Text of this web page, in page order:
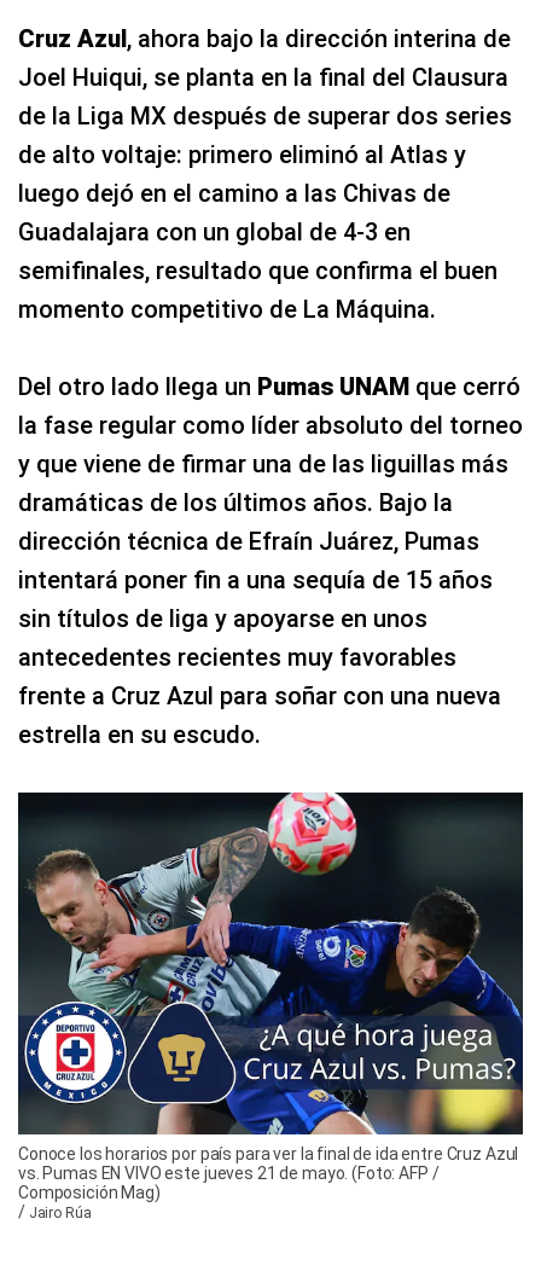
Cruz Azul, ahora bajo la dirección interina de
Joel Huiqui, se planta en la final del Clausura
de la Liga MX después de superar dos series
de alto voltaje: primero eliminó al Atlas y
luego dejó en el camino a las Chivas de
Guadalajara con un global de 4-3 en
semifinales, resultado que confirma el buen
momento competitivo de La Máquina.
Del otro lado llega un Pumas UNAM que cerró
la fase regular como líder absoluto del torneo
y que viene de firmar una de las liguillas más
dramáticas de los últimos años. Bajo la
dirección técnica de Efraín Juárez, Pumas
intentará poner fin a una sequía de 15 años
sin títulos de liga y apoyarse en unos
antecedentes recientes muy favorables
frente a Cruz Azul para soñar con una nueva
estrella en su escudo.
Conoce los horarios por país para ver la final de ida entre Cruz Azul
vs. Pumas EN VIVO este jueves 21 de mayo. (Foto: AFP /
Composición Mag)
/ Jairo Rúa